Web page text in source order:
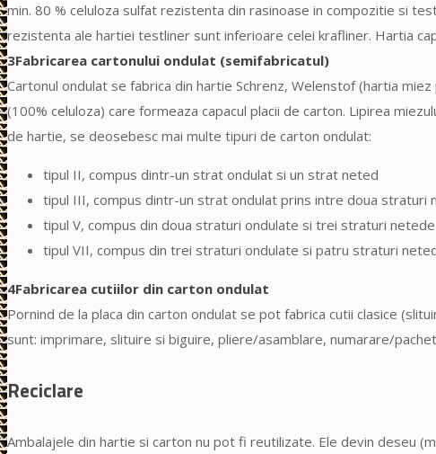
min. 80 % celuloza sulfat rezistenta din rasinoase in compozitie si
rezistenta ale hartiei testliner sunt inferioare celei krafliner. Hartia
3Fabricarea cartonului ondulat (semifabricatul)
Cartonul ondulat se fabrica din hartie Schrenz, Welenstof (hartia
(100% celuloza) care formeaza capacul placii de carton. Lipirea
de hartie, se deosebesc mai multe tipuri de carton ondulat:
tipul II, compus dintr-un strat ondulat si un strat neted
tipul III, compus dintr-un strat ondulat prins intre doua straturi
tipul V, compus din doua straturi ondulate si trei straturi netede
tipul VII, compus din trei straturi ondulate si patru straturi
4Fabricarea cutiilor din carton ondulat
Pornind de la placa din carton ondulat se pot fabrica cutii clasice
sunt: imprimare, slituire si biguire, pliere/asamblare, numarare/
Reciclare
Ambalajele din hartie si carton nu pot fi reutilizate. Ele devin deseu